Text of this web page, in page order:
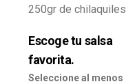
250gr de
Escoge tu salsa
favorita.
Seleccione al menos